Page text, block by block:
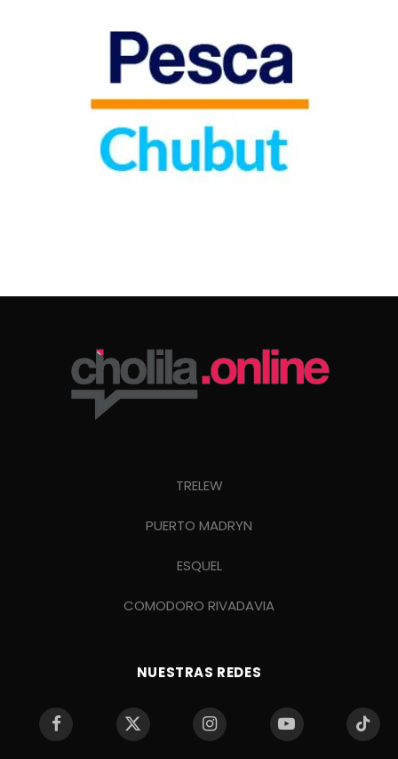
TRELEW
PUERTO MADRYN
ESQUEL
COMODORO RIVADAVIA
NUESTRAS REDES
Facebook
X
Instagram YouTube